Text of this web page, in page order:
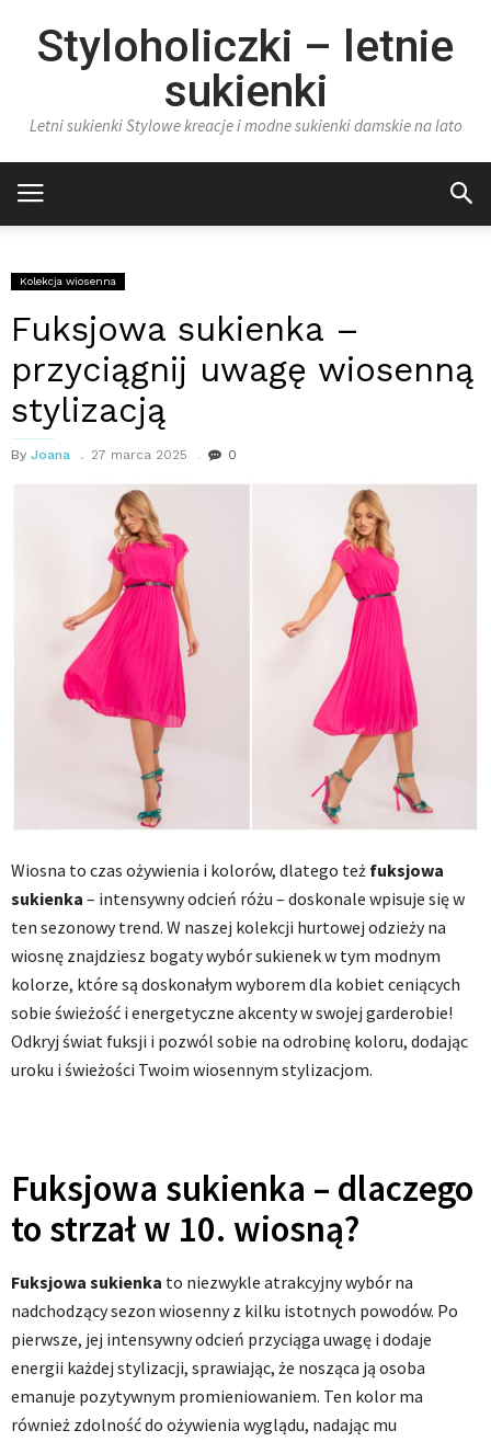
Styloholiczki – letnie
sukienki
Letni sukienki Stylowe kreacje i modne sukienki damskie na lato
Kolekcja wiosenna
Fuksjowa sukienka –
przyciągnij uwagę wiosenną
stylizacją
By Joana 27 marca 2025 0
Wiosna to czas ożywienia i kolorów, dlatego też fuksjowa
sukienka – intensywny odcień różu – doskonale wpisuje się w
ten sezonowy trend. W naszej kolekcji hurtowej odzieży na
wiosnę znajdziesz bogaty wybór sukienek w tym modnym
kolorze, które są doskonałym wyborem dla kobiet ceniących
sobie świeżość i energetyczne akcenty w swojej garderobie!
Odkryj świat fuksji i pozwól sobie na odrobinę koloru, dodając
uroku i świeżości Twoim wiosennym stylizacjom.
Fuksjowa sukienka – dlaczego
to strzał w 10. wiosną?
Fuksjowa sukienka to niezwykle atrakcyjny wybór na
nadchodzący sezon wiosenny z kilku istotnych powodów. Po
pierwsze, jej intensywny odcień przyciąga uwagę i dodaje
energii każdej stylizacji, sprawiając, że nosząca ją osoba
emanuje pozytywnym promieniowaniem. Ten kolor ma
również zdolność do ożywienia wyglądu, nadając mu